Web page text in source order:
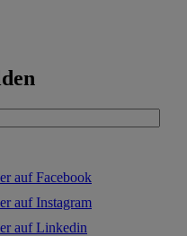
auf Facebook
auf Instagram
auf Linkedin